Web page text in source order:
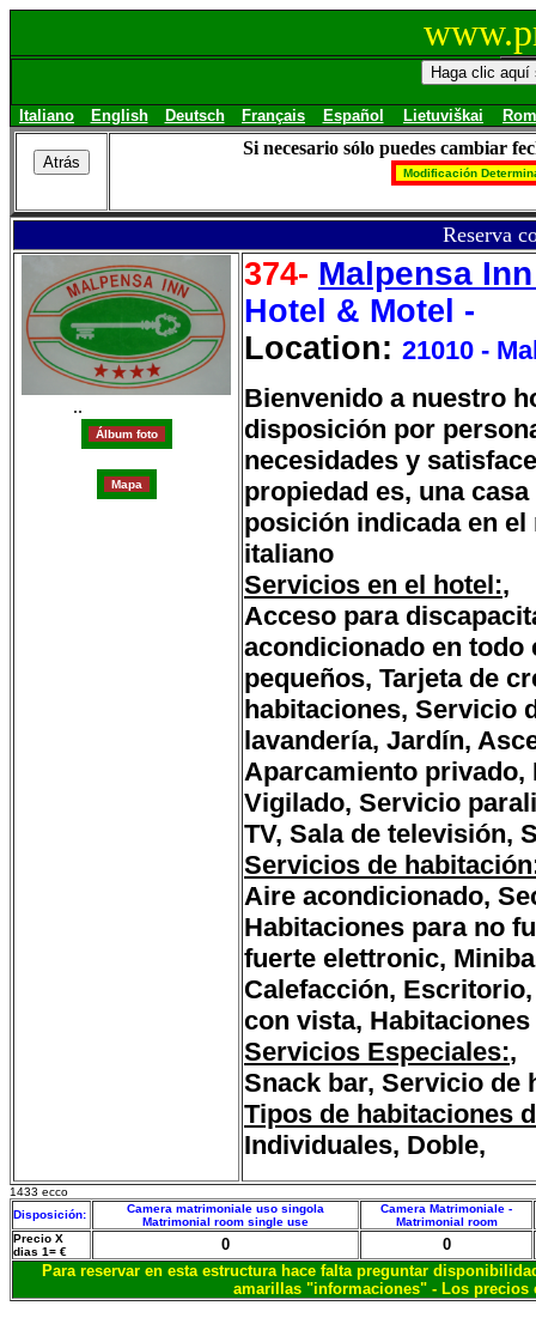
Italiano English Deutsch Français Español Lietuviškai
Si necesario sólo puedes cambiar
Reserva
..
374- Malpensa
Hotel & Motel -
Location: 21010 -
Bienvenido a nuestro
disposición por
necesidades y
propiedad es, una
posición indicada en
italiano
Servicios en el hotel:,
Acceso para
acondicionado en todo
pequeños, Tarjeta de
habitaciones, Servicio
lavandería, Jardín,
Aparcamiento
Vigilado, Servicio
TV, Sala de televisión,
Servicios de
Aire acondicionado,
Habitaciones para no
fuerte elettronic,
Calefacción,
con vista,
Servicios Especiales:,
Snack bar, Servicio de
Tipos de habitaciones
Individuales, Doble,
1433 ecco
Disposición:
Camera matrimoniale uso singola
Matrimonial room single use
Camera Matrimoniale -
Matrimonial room
Precio X
dias 1= €
0
0
Para reservar en esta estructura hace falta preguntar
amarillas "informaciones" - Los precios